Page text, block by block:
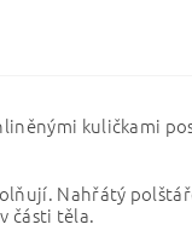
kuličkami
Nahřátý
části těla.